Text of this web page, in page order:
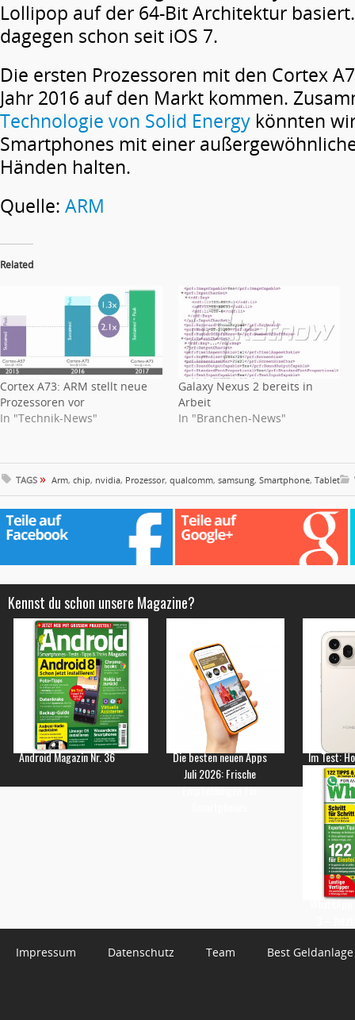
Lollipop auf der 64-Bit Architektur
dagegen schon seit iOS 7.
Die ersten Prozessoren mit den Cortex
Jahr 2016 auf den Markt kommen.
Technologie von Solid Energy könnten
Smartphones mit einer
Händen halten.
Quelle: ARM
Related
Cortex A73: ARM stellt neue
Prozessoren vor
In "Technik-News"
Galaxy Nexus 2 bereits in
Arbeit
In "Branchen-News"
TAGS » Arm, chip, nvidia, Prozessor, qualcomm, samsung, Smartphone, Tablet
Kennst du schon unsere Magazine?
Android Magazin Nr. 36
Die besten neuen Apps
Juli 2026: Frische
Empfehlungen für
Im Test:
Impressum Datenschutz Team Best Geldanlage